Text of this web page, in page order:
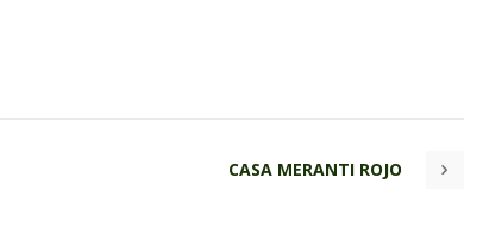
CASA MERANTI ROJO